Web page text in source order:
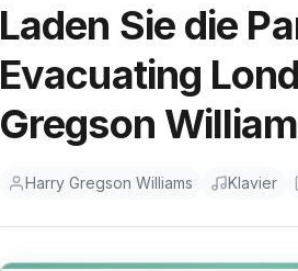
Laden Sie die
Evacuating
Gregson
Harry Gregson Williams Klavier